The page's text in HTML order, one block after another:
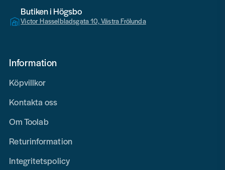
Butiken i Högsbo
Victor Hasselbladsgata 10, Västra Frölunda
Information
Köpvillkor
Kontakta oss
Om Toolab
Returinformation
Integritetspolicy